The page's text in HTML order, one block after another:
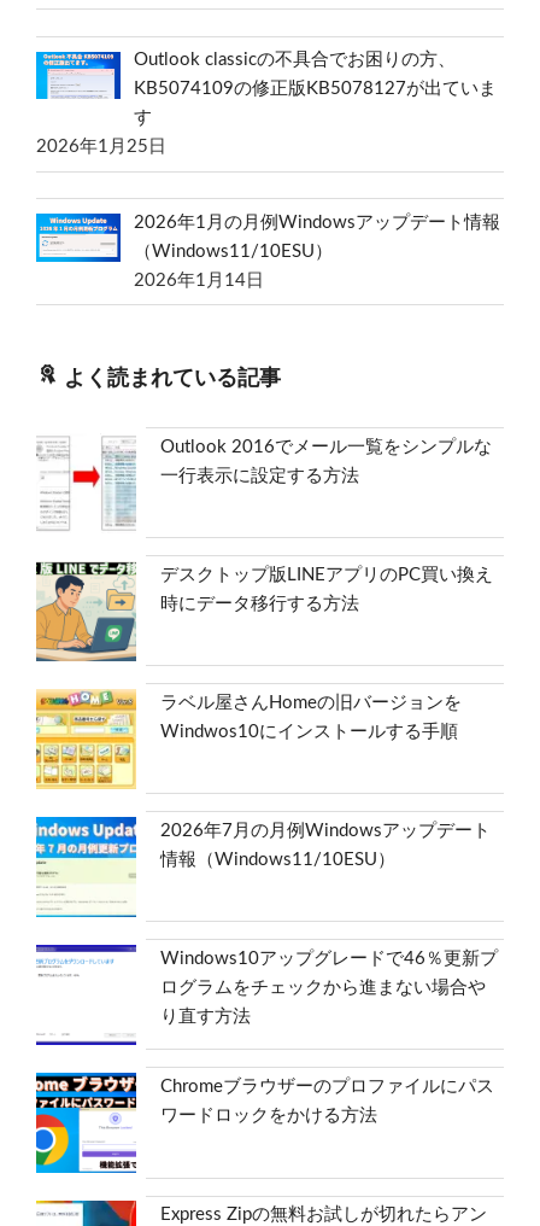
Outlook classicの不具合でお困りの方、
KB5074109の修正版KB5078127が出ていま
す
2026年1月25日
2026年1月の月例Windowsアップデート情報
（Windows11/10ESU）
2026年1月14日
よく読まれている記事
Outlook 2016でメール一覧をシンプルな
一行表示に設定する方法
デスクトップ版LINEアプリのPC買い換え
時にデータ移行する方法
ラベル屋さんHomeの旧バージョンを
Windwos10にインストールする手順
2026年7月の月例Windowsアップデート
情報（Windows11/10ESU）
Windows10アップグレードで46％更新プ
ログラムをチェックから進まない場合や
り直す方法
Chromeブラウザーのプロファイルにパス
ワードロックをかける方法
Express Zipの無料お試しが切れたらアン